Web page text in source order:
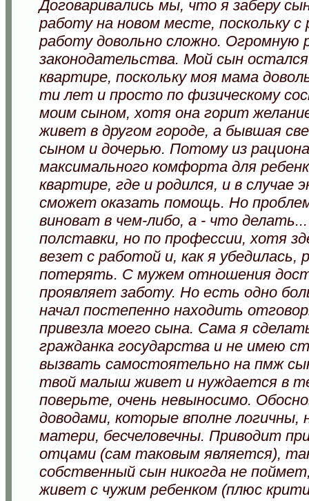
Договаривались мы, что я заберу
работу на новом месте, поскольку с
работу довольно сложно. Огромную
законодательства. Мой сын
квартире, поскольку моя мама
ти лет и просто по физическому
моим сыном, хотя она горит
живет в другом городе, а бывшая
сыном и дочерью. Потому из
максимального комфорта для
квартире, где и родился, и в случае
сможет оказать помощь. Но
виноват в чем-либо, а - что
полставки, но по профессии, хотя
везет с работой и, как я
потерять. С мужем отношения
проявляет заботу. Но есть одно
начал постепенно находить
привезла моего сына. Сама я
гражданка государства и не имею
вызвать самостоятельно на пмж
твой малыш живет и нуждается в
поверьте, очень невыносимо.
доводами, которые вполне логичны,
матери, бесчеловечны. Приводит
отцами (сам таковым является),
собственный сын никогда не
живет с чужим ребенком (плюс